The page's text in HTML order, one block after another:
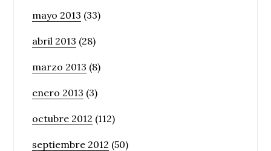
mayo 2013 (33)
abril 2013 (28)
marzo 2013 (8)
enero 2013 (3)
octubre 2012 (112)
septiembre 2012 (50)